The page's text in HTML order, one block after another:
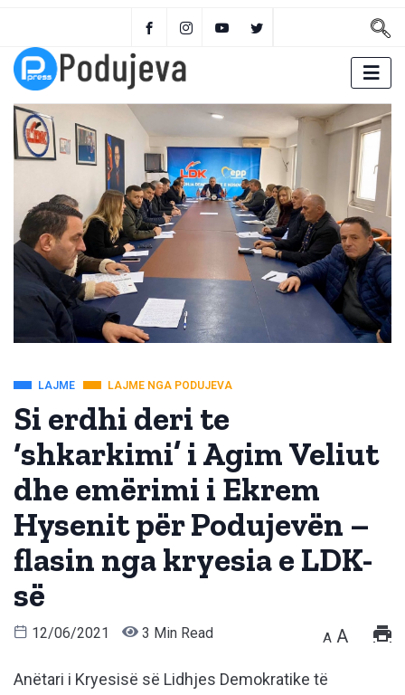
LAJME LAJME NGA PODUJEVA
Si erdhi deri te
‘shkarkimi’ i Agim Veliut
dhe emërimi i Ekrem
Hysenit për Podujevën –
flasin nga kryesia e LDK-
së
12/06/2021 3 Min Read A A
Anëtari i Kryesisë së Lidhjes Demokratike të